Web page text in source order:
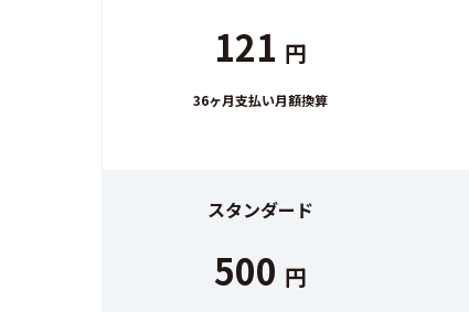
121 円
36ヶ月支払い月額換算
スタンダード
500 円